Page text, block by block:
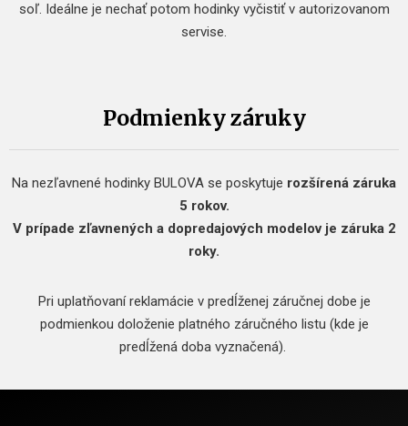
soľ. Ideálne je nechať potom hodinky vyčistiť v autorizovanom
servise.
Podmienky záruky
Na nezľavnené hodinky BULOVA se poskytuje rozšírená záruka
5 rokov.
V prípade zľavnených a dopredajových modelov je záruka 2
roky.
Pri uplatňovaní reklamácie v predĺženej záručnej dobe je
podmienkou doloženie platného záručného listu (kde je
predĺžená doba vyznačená).